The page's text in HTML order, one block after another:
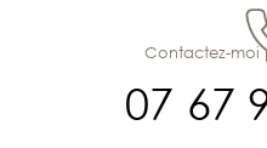
07 67
Contactez-moi